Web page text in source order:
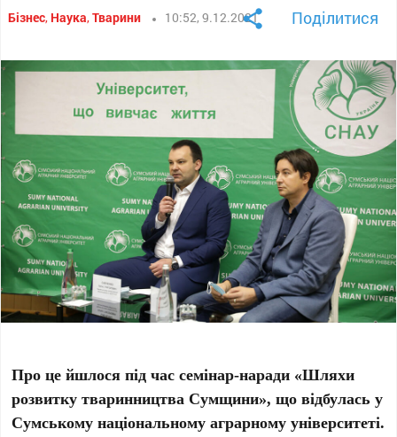
Бізнес, Наука,Тварини 10:52, 9.12.2021 Поділитися
Про це йшлося під час семінар-наради «Шляхи
розвитку тваринництва Сумщини», що відбулась у
Сумському національному аграрному університеті.